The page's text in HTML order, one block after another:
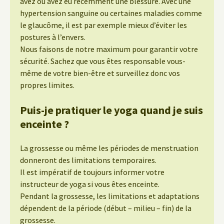
hypertension sanguine ou certaines maladies comme
le glaucôme, il est par exemple mieux d’éviter les
postures à l’envers.
Nous faisons de notre maximum pour garantir votre
sécurité. Sachez que vous êtes responsable vous-
même de votre bien-être et surveillez donc vos
propres limites.
Puis-je pratiquer le yoga quand je suis
enceinte ?
La grossesse ou même les périodes de menstruation
donneront des limitations temporaires.
Il est impératif de toujours informer votre
instructeur de yoga si vous êtes enceinte.
Pendant la grossesse, les limitations et adaptations
dépendent de la période (début – milieu – fin) de la
grossesse.